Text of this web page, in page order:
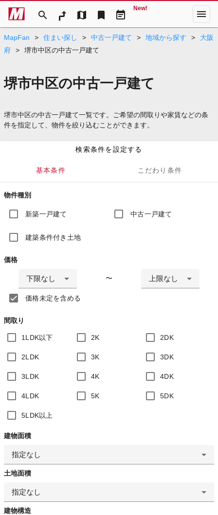
search map bookmark event_note
New! menu
MapFan > 住まい探し > 中古一戸建て > 地域から探す >
大阪
府
> 堺市中区の中古一戸建て
堺市中区の中古一戸建て
堺市中区の中古一戸建て一覧です。ご希望の間取りや家賃などの条
件を指定して、物件を絞り込むことができます。
検索条件を設定する
基本条件 こだわり条件
物件種別
新築一戸建て 中古一戸建て
建築条件付き土地
価格
下限なし 〜 上限なし
価格未定を含める
間取り
1LDK以下 2K 2DK
2LDK 3K 3DK
3LDK 4K 4DK
4LDK 5K 5DK
5LDK以上
建物面積
指定なし
土地面積
指定なし
建物構造